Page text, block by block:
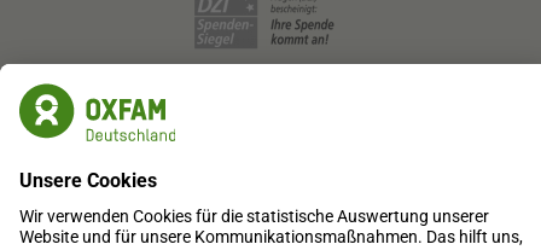
IBAN: DE87 3702 0500 0008 0905 00